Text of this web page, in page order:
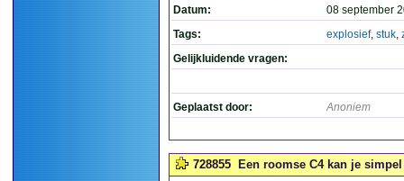
Datum:
08 september
Tags:
explosief, stuk,
Gelijkluidende vragen:
Geplaatst door: Anoniem
728855 Een roomse C4 kan je